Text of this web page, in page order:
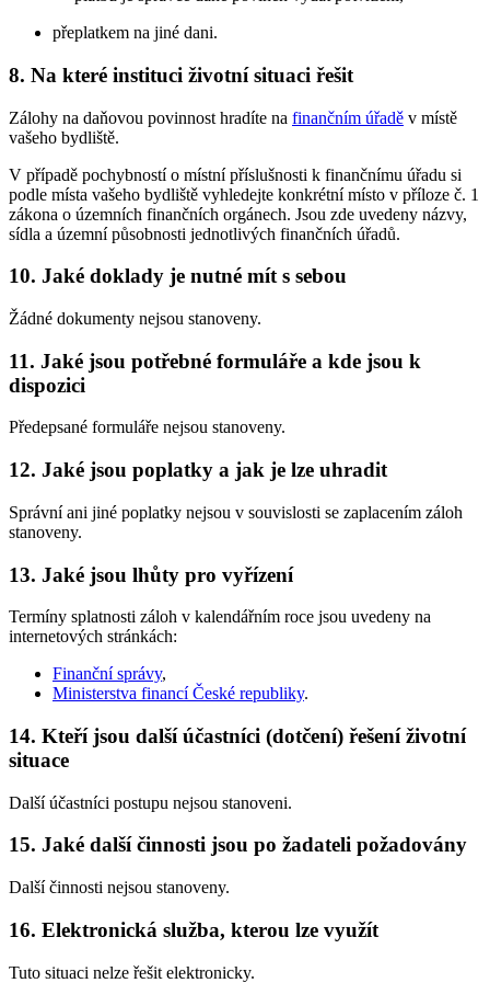
přeplatkem na jiné dani.
8. Na které instituci životní situaci řešit
Zálohy na daňovou povinnost hradíte na finančním úřadě v místě
vašeho bydliště.
V případě pochybností o místní příslušnosti k finančnímu úřadu si
podle místa vašeho bydliště vyhledejte konkrétní místo v příloze č. 1
zákona o územních finančních orgánech. Jsou zde uvedeny názvy,
sídla a územní působnosti jednotlivých finančních úřadů.
10. Jaké doklady je nutné mít s sebou
Žádné dokumenty nejsou stanoveny.
11. Jaké jsou potřebné formuláře a kde jsou k
dispozici
Předepsané formuláře nejsou stanoveny.
12. Jaké jsou poplatky a jak je lze uhradit
Správní ani jiné poplatky nejsou v souvislosti se zaplacením záloh
stanoveny.
13. Jaké jsou lhůty pro vyřízení
Termíny splatnosti záloh v kalendářním roce jsou uvedeny na
internetových stránkách:
Finanční správy,
Ministerstva financí České republiky.
14. Kteří jsou další účastníci (dotčení) řešení životní
situace
Další účastníci postupu nejsou stanoveni.
15. Jaké další činnosti jsou po žadateli požadovány
Další činnosti nejsou stanoveny.
16. Elektronická služba, kterou lze využít
Tuto situaci nelze řešit elektronicky.